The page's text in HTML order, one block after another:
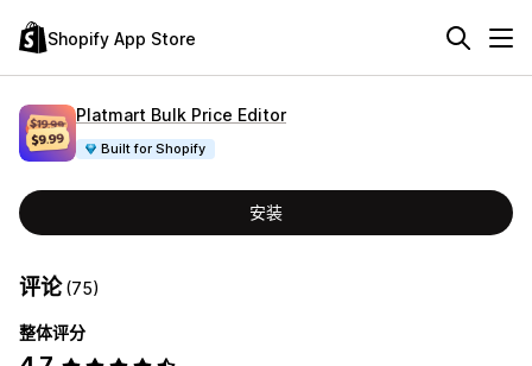
Shopify App Store
Platmart Bulk Price Editor
Built for Shopify
安装
评论(75)
整体评分